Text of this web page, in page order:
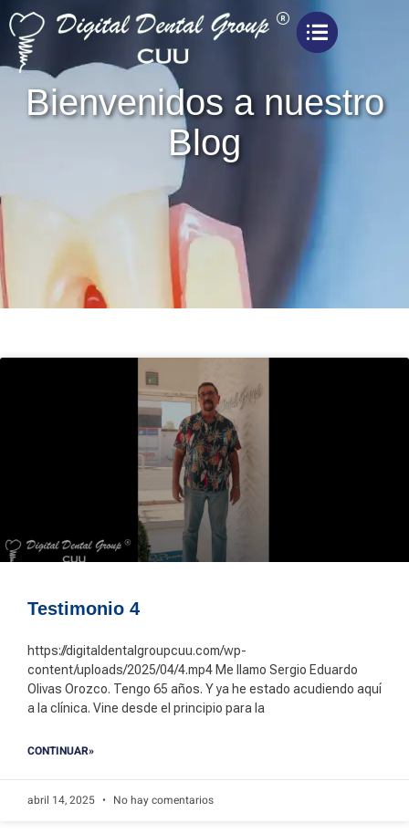
Bienvenidos a nuestro
Blog
Testimonio 4
https://digitaldentalgroupcuu.com/wp-
content/uploads/2025/04/4.mp4 Me llamo Sergio Eduardo
Olivas Orozco. Tengo 65 años. Y ya he estado acudiendo aquí
a la clínica. Vine desde el principio para la
CONTINUAR»
abril 14, 2025 No hay comentarios